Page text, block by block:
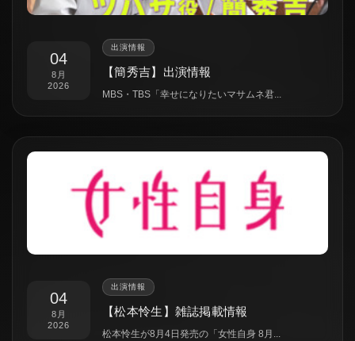
04
8月
2026
出演情報
【簡秀吉】出演情報
MBS・TBS「幸せになりたいマサムネ君...
04
8月
2026
出演情報
【松本怜生】雑誌掲載情報
松本怜生が8月4日発売の「女性自身 8月...